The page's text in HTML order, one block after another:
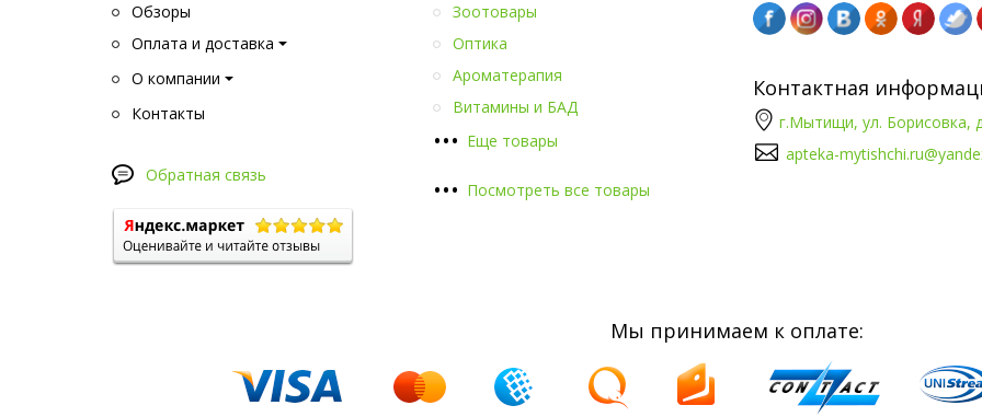
Обзоры
Оплата и доставка
О компании
Контакты
Обратная связь
••• Еще товары
Зоотовары
Оптика
Ароматерапия
Витамины и БАД
••• Посмотреть все товары
Контактная
г.Мытищи, ул. Борисовка,
apteka-
Мы принимаем к оплате: